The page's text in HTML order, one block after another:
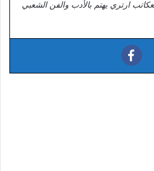
ارتري يهتم بالأدب والفن الشعبي